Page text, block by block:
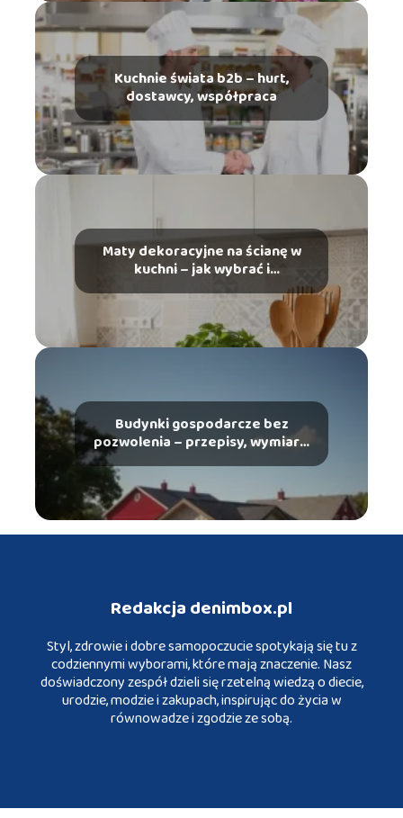
Kuchnie świata b2b – hurt,
dostawcy, współpraca
Maty dekoracyjne na ścianę w
kuchni – jak wybrać i
zamontować?
Budynki gospodarcze bez
pozwolenia – przepisy, wymiary,
wymagania
Redakcja denimbox.pl
Styl, zdrowie i dobre samopoczucie spotykają się tu z
codziennymi wyborami, które mają znaczenie. Nasz
doświadczony zespół dzieli się rzetelną wiedzą o diecie,
urodzie, modzie i zakupach, inspirując do życia w
równowadze i zgodzie ze sobą.